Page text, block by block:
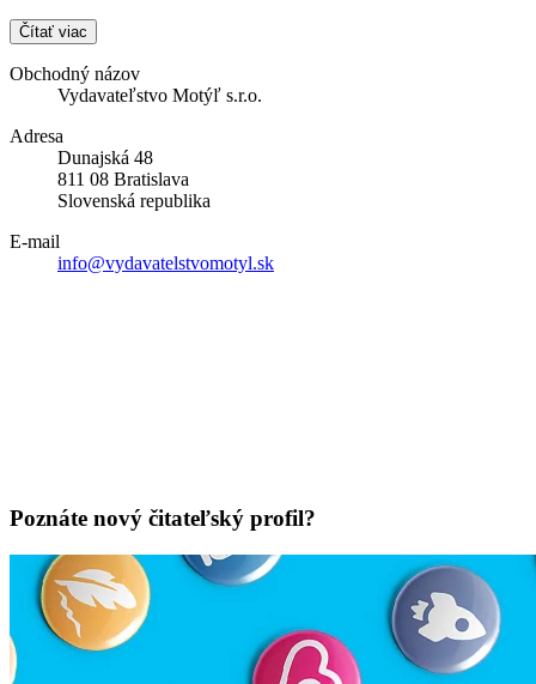
Čítať viac
Obchodný názov
Vydavateľstvo Motýľ s.r.o.
Adresa
Dunajská 48
811 08 Bratislava
Slovenská republika
E-mail
info@vydavatelstvomotyl.sk
Poznáte nový čitateľský profil?